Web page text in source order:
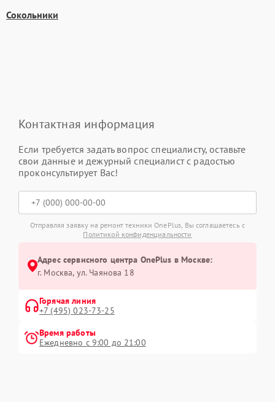
Сокольники
Контактная информация
Если требуется задать вопрос специалисту, оставьте
свои данные и дежурный специалист с радостью
проконсультирует Вас!
Отправляя заявку на ремонт техники OnePlus, Вы соглашаетесь с
Политикой конфиденциальности
Адрес сервисного центра OnePlus в Москве:
г. Москва, ул. Чаянова 18
Горячая линия
+7 (495) 023-73-25
Время работы
Ежедневно с 9:00 до 21:00